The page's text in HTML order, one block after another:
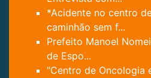
*Acidente no centro
caminhão sem f...
Prefeito Manoel
de Espo...
"Centro de Oncologia